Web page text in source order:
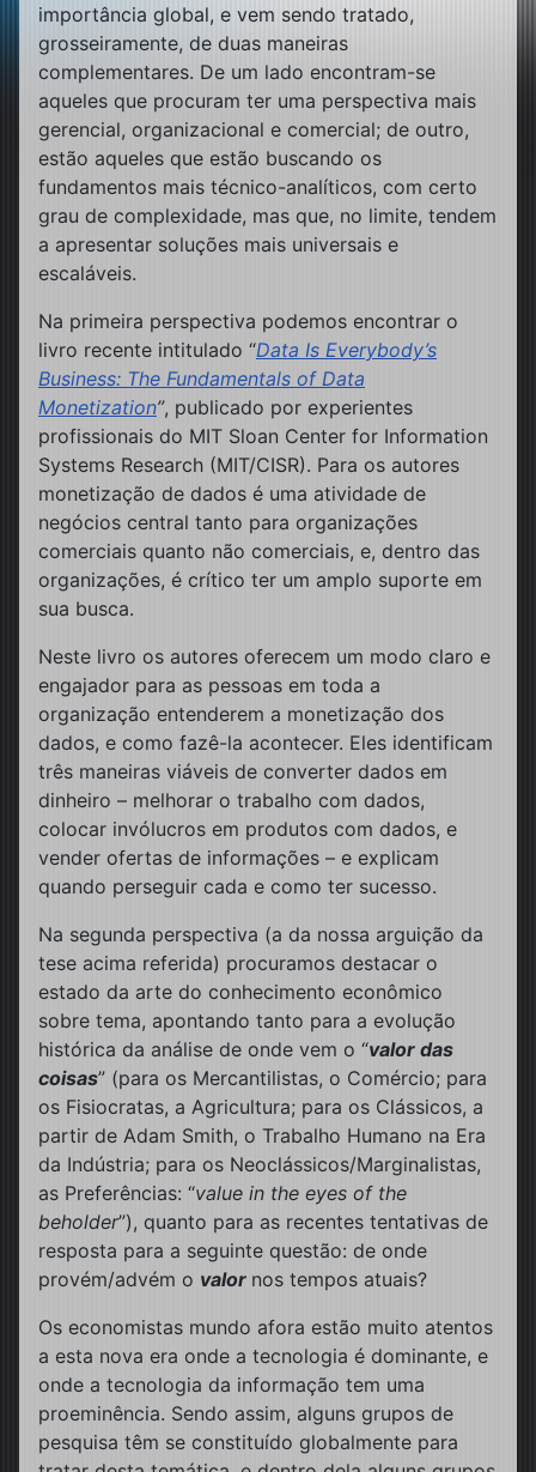
importância global, e vem sendo tratado,
grosseiramente, de duas maneiras
complementares. De um lado encontram-se
aqueles que procuram ter uma perspectiva mais
gerencial, organizacional e comercial; de outro,
estão aqueles que estão buscando os
fundamentos mais técnico-analíticos, com certo
grau de complexidade, mas que, no limite, tendem
a apresentar soluções mais universais e
escaláveis.
Na primeira perspectiva podemos encontrar o
livro recente intitulado “Data Is Everybody’s
Business: The Fundamentals of Data
Monetization”, publicado por experientes
profissionais do MIT Sloan Center for Information
Systems Research (MIT/CISR). Para os autores
monetização de dados é uma atividade de
negócios central tanto para organizações
comerciais quanto não comerciais, e, dentro das
organizações, é crítico ter um amplo suporte em
sua busca.
Neste livro os autores oferecem um modo claro e
engajador para as pessoas em toda a
organização entenderem a monetização dos
dados, e como fazê-la acontecer. Eles identificam
três maneiras viáveis de converter dados em
dinheiro – melhorar o trabalho com dados,
colocar invólucros em produtos com dados, e
vender ofertas de informações – e explicam
quando perseguir cada e como ter sucesso.
Na segunda perspectiva (a da nossa arguição da
tese acima referida) procuramos destacar o
estado da arte do conhecimento econômico
sobre tema, apontando tanto para a evolução
histórica da análise de onde vem o “valor das
coisas” (para os Mercantilistas, o Comércio; para
os Fisiocratas, a Agricultura; para os Clássicos, a
partir de Adam Smith, o Trabalho Humano na Era
da Indústria; para os Neoclássicos/Marginalistas,
as Preferências: “value in the eyes of the
beholder”), quanto para as recentes tentativas de
resposta para a seguinte questão: de onde
provém/advém o valor nos tempos atuais?
Os economistas mundo afora estão muito atentos
a esta nova era onde a tecnologia é dominante, e
onde a tecnologia da informação tem uma
proeminência. Sendo assim, alguns grupos de
pesquisa têm se constituído globalmente para